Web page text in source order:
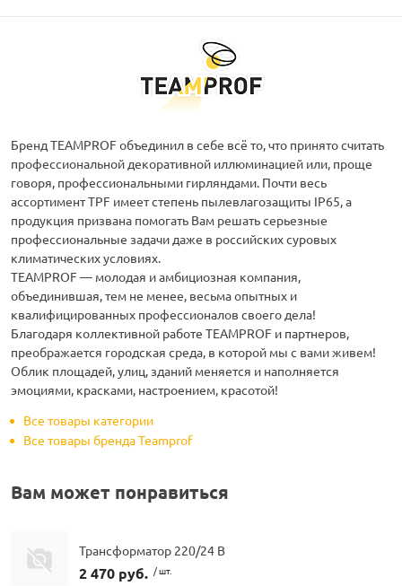
Бренд TEAMPROF объединил в себе всё то, что принято считать
профессиональной декоративной иллюминацией или, проще
говоря, профессиональными гирляндами. Почти весь
ассортимент TPF имеет степень пылевлагозащиты IP65, а
продукция призвана помогать Вам решать серьезные
профессиональные задачи даже в российских суровых
климатических условиях.
ТEAMPROF — молодая и амбициозная компания,
объединившая, тем не менее, весьма опытных и
квалифицированных профессионалов своего дела!
Благодаря коллективной работе TEAMPROF и партнеров,
преображается городская среда, в которой мы с вами живем!
Облик площадей, улиц, зданий меняется и наполняется
эмоциями, красками, настроением, красотой!
Все товары категории
Все товары бренда Teamprof
Вам может понравиться
Трансформатор 220/24 В
2 470 руб. / шт.